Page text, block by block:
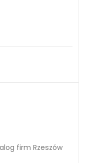
firm Rzeszów